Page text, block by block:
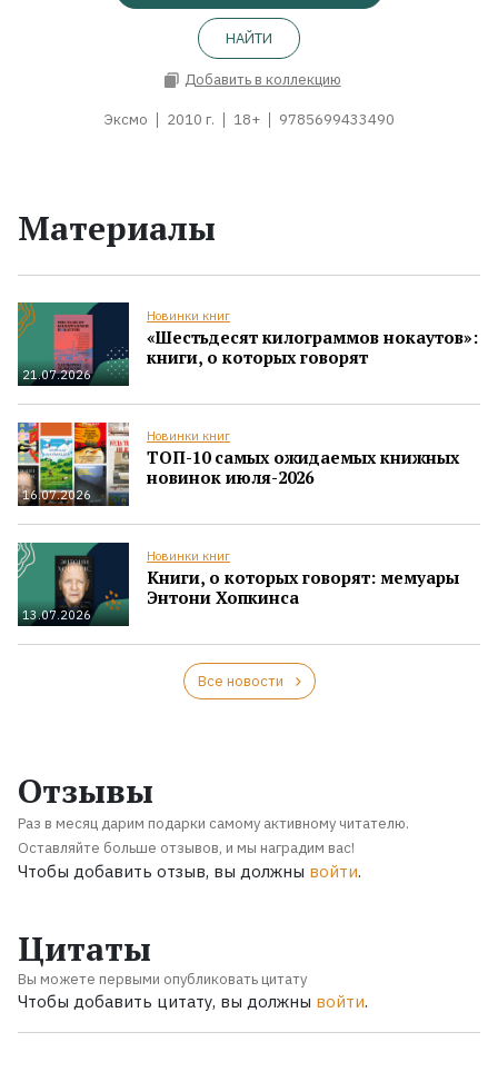
НАЙТИ
Добавить в коллекцию
Эксмо 2010 г. 18+ 9785699433490
Материалы
21.07.2026
Новинки книг
«Шестьдесят килограммов нокаутов»:
книги, о которых говорят
16.07.2026
Новинки книг
ТОП-10 самых ожидаемых книжных
новинок июля-2026
13.07.2026
Новинки книг
Книги, о которых говорят: мемуары
Энтони Хопкинса
Все новости
Отзывы
Раз в месяц дарим подарки самому активному читателю.
Оставляйте больше отзывов, и мы наградим вас!
Чтобы добавить отзыв, вы должны войти.
Цитаты
Вы можете первыми опубликовать цитату
Чтобы добавить цитату, вы должны войти.